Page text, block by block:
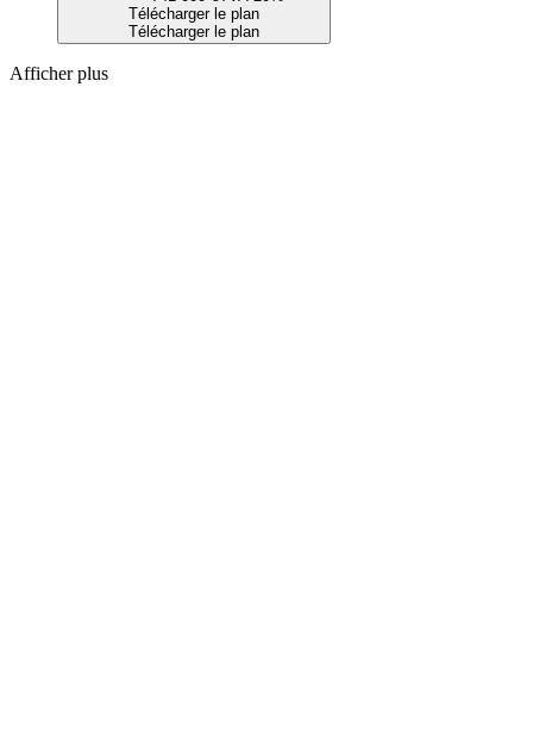
Télécharger le plan
Télécharger le plan
Afficher plus